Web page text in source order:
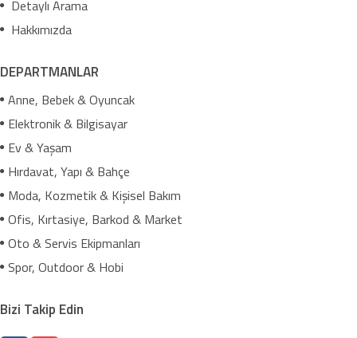
Detaylı Arama
Hakkımızda
DEPARTMANLAR
Anne, Bebek & Oyuncak
Elektronik & Bilgisayar
Ev & Yaşam
Hırdavat, Yapı & Bahçe
Moda, Kozmetik & Kişisel Bakım
Ofis, Kırtasiye, Barkod & Market
Oto & Servis Ekipmanları
Spor, Outdoor & Hobi
Bizi Takip Edin